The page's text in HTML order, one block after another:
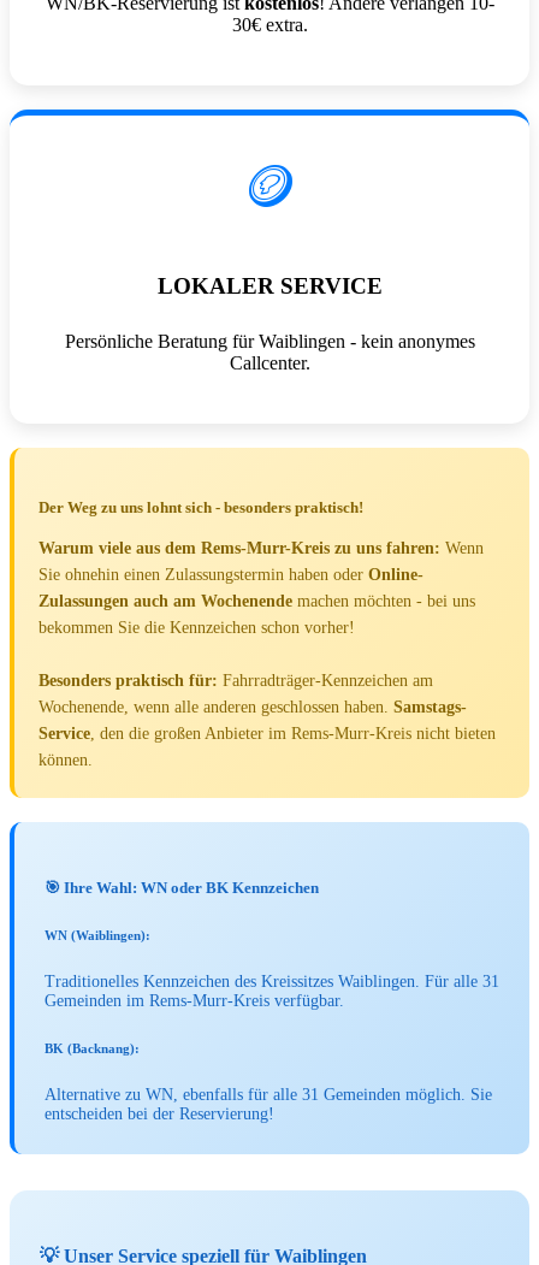
30€ extra.
🪙
LOKALER SERVICE
Persönliche Beratung für Waiblingen - kein anonymes
Callcenter.
Der Weg zu uns lohnt sich - besonders praktisch!
Warum viele aus dem Rems-Murr-Kreis zu uns fahren: Wenn
Sie ohnehin einen Zulassungstermin haben oder Online-
Zulassungen auch am Wochenende machen möchten - bei uns
bekommen Sie die Kennzeichen schon vorher!
Besonders praktisch für: Fahrradträger-Kennzeichen am
Wochenende, wenn alle anderen geschlossen haben. Samstags-
Service , den die großen Anbieter im Rems-Murr-Kreis nicht bieten
können.
🎯 Ihre Wahl: WN oder BK Kennzeichen
WN (Waiblingen):
Traditionelles Kennzeichen des Kreissitzes Waiblingen. Für alle 31
Gemeinden im Rems-Murr-Kreis verfügbar.
BK (Backnang):
Alternative zu WN, ebenfalls für alle 31 Gemeinden möglich. Sie
entscheiden bei der Reservierung!
💡 Unser Service speziell für Waiblingen